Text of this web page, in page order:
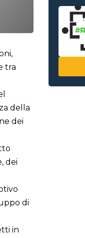
tra
della
dei
dei
di
in